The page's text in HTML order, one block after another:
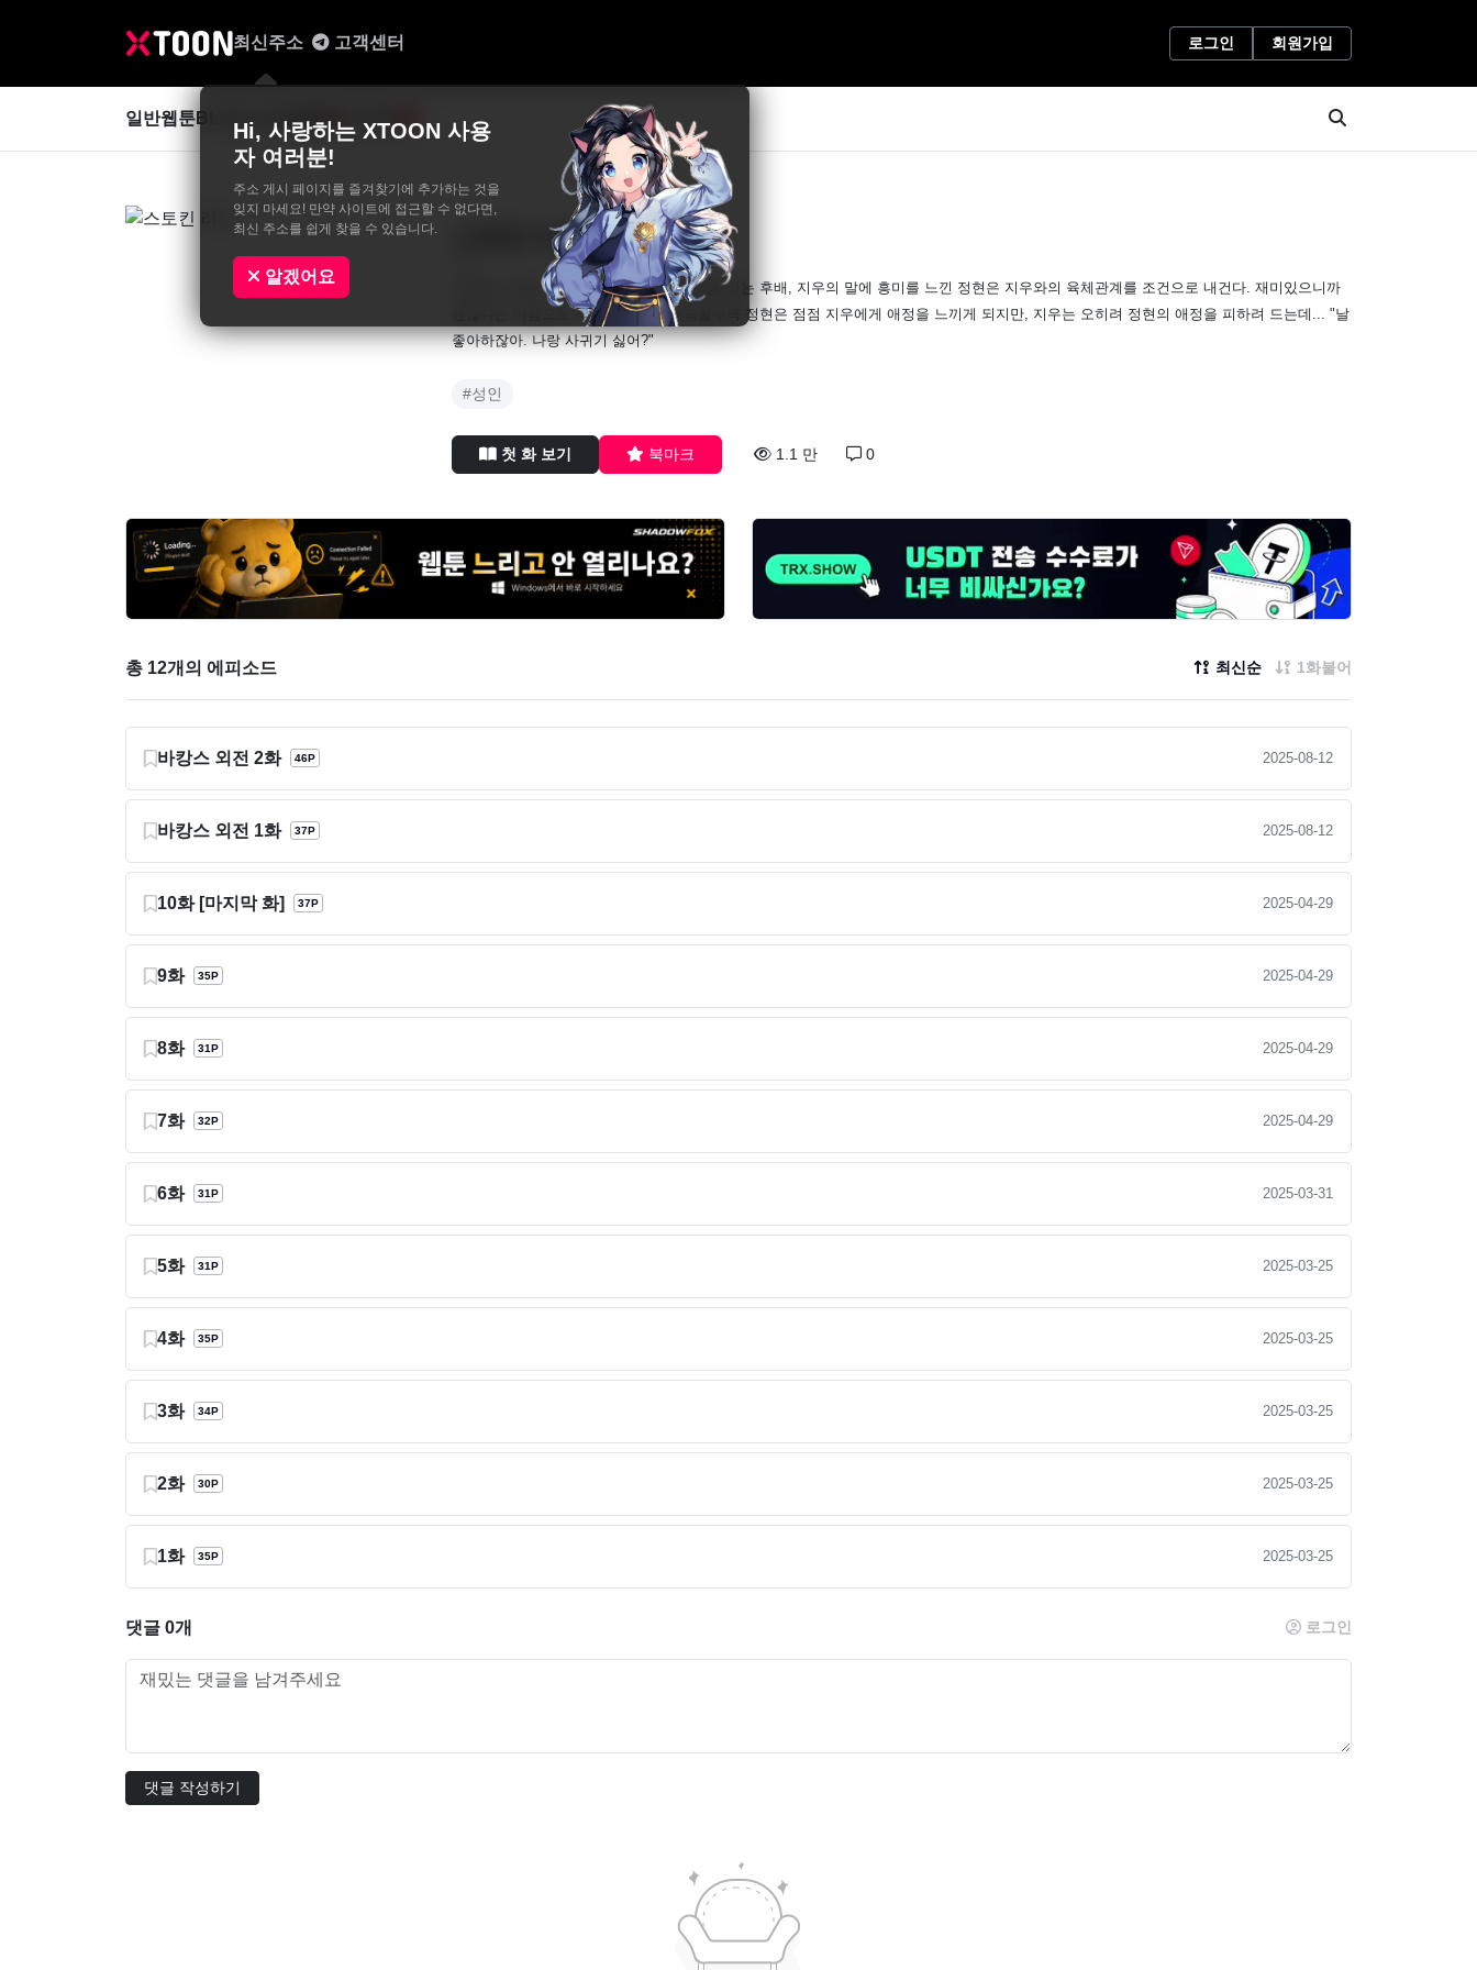
최신주소
Hi, 사랑하는 XTOON 사용
자 여러분!
주소 게시 페이지를 즐겨찾기에 추가하는 것을
잊지 마세요! 만약 사이트에 접근할 수 없다면,
최신 주소를 쉽게 찾을 수 있습니다.
알겠어요
고객센터 로그인 회원가입
일반웹툰BL&GL 성인웹툰
스토킨 러브 19
애정을 고백하며 자신의 스토킹을 허락해달라는 후배, 지우의 말에 흥미를 느낀 정현은 지우와의 육체관계를 조건으로 내건다. 재미있으니까
괜찮다는 마음으로 시작된 관계가 계속될수록 정현은 점점 지우에게 애정을 느끼게 되지만, 지우는 오히려 정현의 애정을 피하려 드는데... "날
좋아하잖아. 나랑 사귀기 싫어?"
#성인
첫 화 보기 북마크 1.1 만 0
총 12개의 에피소드 최신순 1화붙어
바캉스 외전 2화 46P 2025-08-12
바캉스 외전 1화 37P 2025-08-12
10화 [마지막 화] 37P 2025-04-29
9화 35P 2025-04-29
8화 31P 2025-04-29
7화 32P 2025-04-29
6화 31P 2025-03-31
5화 31P 2025-03-25
4화 35P 2025-03-25
3화 34P 2025-03-25
2화 30P 2025-03-25
1화 35P 2025-03-25
댓글 0개 로그인
댓글 작성하기